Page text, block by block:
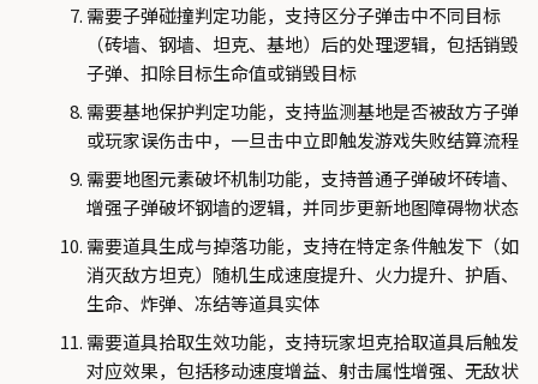
需要子弹碰撞判定功能，支持区分子弹击中不同目标
（砖墙、钢墙、坦克、基地）后的处理逻辑，包括销毁
子弹、扣除目标生命值或销毁目标
需要基地保护判定功能，支持监测基地是否被敌方子弹
或玩家误伤击中，一旦击中立即触发游戏失败结算流程
需要地图元素破坏机制功能，支持普通子弹破坏砖墙、
增强子弹破坏钢墙的逻辑，并同步更新地图障碍物状态
需要道具生成与掉落功能，支持在特定条件触发下（如
消灭敌方坦克）随机生成速度提升、火力提升、护盾、
生命、炸弹、冻结等道具实体
需要道具拾取生效功能，支持玩家坦克拾取道具后触发
对应效果，包括移动速度增益、射击属性增强、无敌状